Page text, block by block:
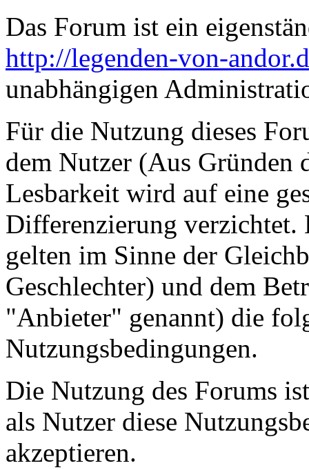
Das Forum ist ein
http://legenden-von-
unabhängigen
Für die Nutzung dieses
dem Nutzer (Aus Gründen
Lesbarkeit wird auf eine
Differenzierung verzichtet.
gelten im Sinne der
Geschlechter) und dem
"Anbieter" genannt) die
Nutzungsbedingungen.
Die Nutzung des Forums
als Nutzer diese
akzeptieren.